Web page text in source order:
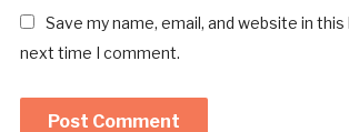
Save my name, email, and website in
next time I comment.